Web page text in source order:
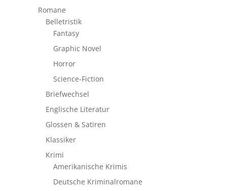
Romane
Belletristik
Fantasy
Graphic Novel
Horror
Science-Fiction
Briefwechsel
Englische Literatur
Glossen & Satiren
Klassiker
Krimi
Amerikanische Krimis
Deutsche Kriminalromane